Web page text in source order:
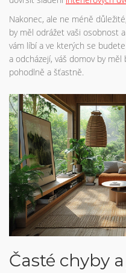
Nakonec, ale ne méně
by měl odrážet vaši osobnost
vám líbí a ve kterých se
a odcházejí, váš domov by
pohodlně a šťastně.
Časté chyby